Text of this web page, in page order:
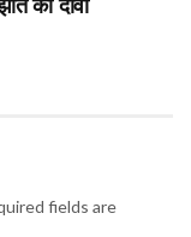
का दावा
fields are